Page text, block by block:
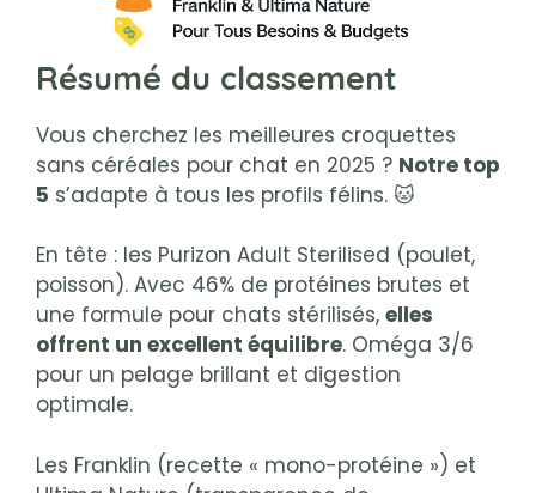
Résumé du classement
Vous cherchez les meilleures croquettes
sans céréales pour chat en 2025 ? Notre top
5 s’adapte à tous les profils félins. 🐱
En tête : les Purizon Adult Sterilised (poulet,
poisson). Avec 46% de protéines brutes et
une formule pour chats stérilisés, elles
offrent un excellent équilibre. Oméga 3/6
pour un pelage brillant et digestion
optimale.
Les Franklin (recette « mono-protéine ») et